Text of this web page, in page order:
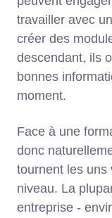
travailler avec
créer des
descendant, ils
bonnes
moment.
Face à une
donc
tournent les uns
niveau. La
entreprise -